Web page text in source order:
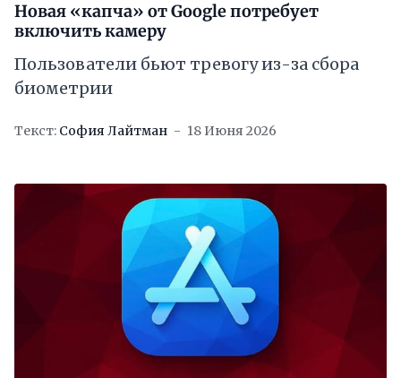
Новая «капча» от Google потребует
включить камеру
Пользователи бьют тревогу из-за сбора
биометрии
Текст: София Лайтман 18 Июня 2026